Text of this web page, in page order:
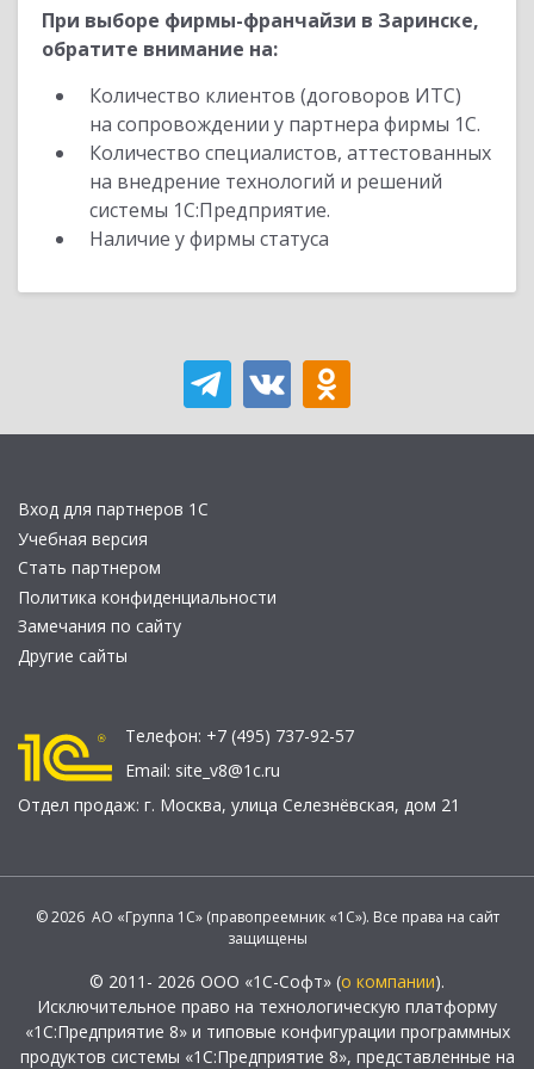
При выборе фирмы-франчайзи в Заринске,
обратите внимание на:
Количество клиентов (договоров ИТС)
на сопровождении у партнера фирмы 1С.
Количество специалистов, аттестованных
на внедрение технологий и решений
системы 1С:Предприятие.
Наличие у фирмы статуса
Вход для партнеров 1С
Учебная версия
Стать партнером
Политика конфиденциальности
Замечания по сайту
Другие сайты
Телефон: +7 (495) 737-92-57
Email: site_v8@1c.ru
Отдел продаж: г. Москва, улица Селезнёвская, дом 21
© 2026 АО «Группа 1С» (правопреемник «1С»). Все права на сайт
защищены
© 2011- 2026 ООО «1С-Софт» (о компании).
Исключительное право на технологическую платформу
«1С:Предприятие 8» и типовые конфигурации программных
продуктов системы «1С:Предприятие 8», представленные на